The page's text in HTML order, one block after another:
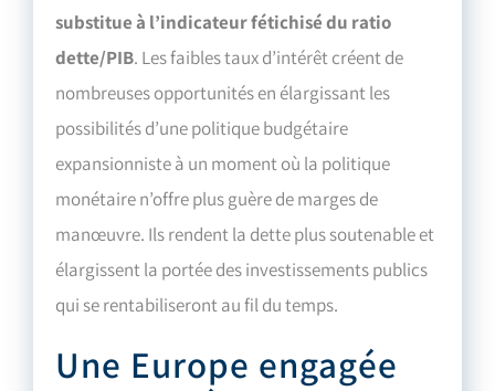
substitue à l’indicateur fétichisé du ratio
dette/PIB. Les faibles taux d’intérêt créent de
nombreuses opportunités en élargissant les
possibilités d’une politique budgétaire
expansionniste à un moment où la politique
monétaire n’offre plus guère de marges de
manœuvre. Ils rendent la dette plus soutenable et
élargissent la portée des investissements publics
qui se rentabiliseront au fil du temps.
Une Europe engagée